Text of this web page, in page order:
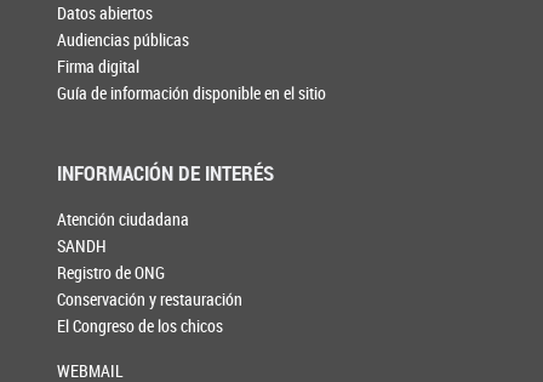
Datos abiertos
Audiencias públicas
Firma digital
Guía de información disponible en el sitio
INFORMACIÓN DE INTERÉS
Atención ciudadana
SANDH
Registro de ONG
Conservación y restauración
El Congreso de los chicos
WEBMAIL